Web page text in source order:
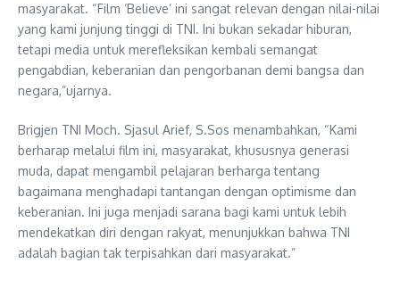
masyarakat. “Film ‘Believe’ ini sangat relevan dengan nilai-nilai
yang kami junjung tinggi di TNI. Ini bukan sekadar hiburan,
tetapi media untuk merefleksikan kembali semangat
pengabdian, keberanian dan pengorbanan demi bangsa dan
negara,”ujarnya.
Brigjen TNI Moch. Sjasul Arief, S.Sos menambahkan, “Kami
berharap melalui film ini, masyarakat, khususnya generasi
muda, dapat mengambil pelajaran berharga tentang
bagaimana menghadapi tantangan dengan optimisme dan
keberanian. Ini juga menjadi sarana bagi kami untuk lebih
mendekatkan diri dengan rakyat, menunjukkan bahwa TNI
adalah bagian tak terpisahkan dari masyarakat.”